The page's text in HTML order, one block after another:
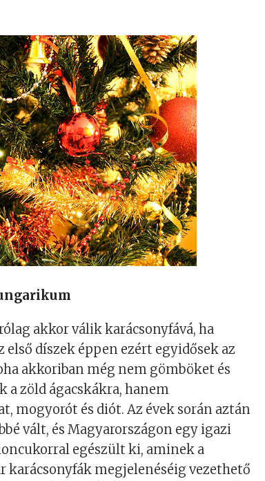
akkor válik karácsonyfává, ha
első díszek éppen ezért egyidősek az
akkoriban még nem gömböket és
zöld ágacskákra, hanem
mogyorót és diót. Az évek során aztán
vált, és Magyarországon egy igazi
egészült ki, aminek a
karácsonyfák megjelenéséig vezethető